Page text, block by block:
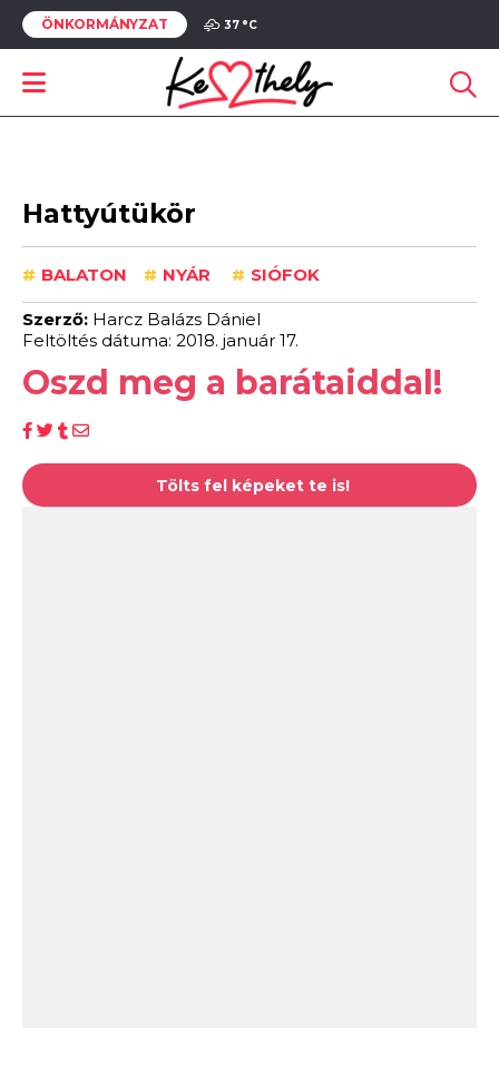
ÖNKORMÁNYZAT 37 °C
Hattyútükör
# BALATON # NYÁR # SIÓFOK
Szerző: Harcz Balázs Dániel
Feltöltés dátuma: 2018. január 17.
Oszd meg a barátaiddal!
Tölts fel képeket te is!